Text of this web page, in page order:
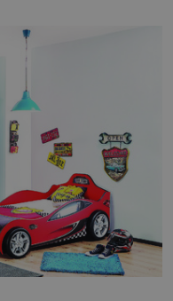
mnoho let později